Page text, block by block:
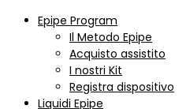
Epipe Program
Il Metodo Epipe
Acquisto assistito
I nostri Kit
Registra dispositivo
Liquidi Epipe